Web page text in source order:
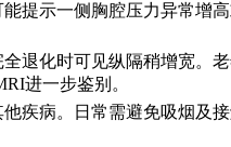
提示一侧胸腔压力异常增
退化时可见纵隔稍增宽。
进一步鉴别。
疾病。日常需避免吸烟及